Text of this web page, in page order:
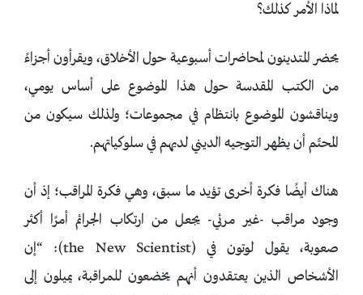
لماذا الأمر كذلك؟
يحضر المتدينون لمحاضرات أسبوعية حول الأخلاق، ويقرأون أجزاءً
من الكتب المقدسة حول هذا الموضوع على أساس يومي،
ويناقشون الموضوع بانتظام في مجموعات؛ ولذلك سيكون من
المحتّم أن يظهر التوجيه الديني لديهم في سلوكياتهم.
هناك أيضًا فكرة أخرى تؤيد ما سبق، وهي فكرة المراقب؛ إذ أن
وجود مراقب -غير مرئي- يجعل من ارتكاب الجرائم أمرًا أكثر
صعوبة، يقول لوتون في (the New Scientist): “إن
الأشخاص الذين يعتقدون أنهم يخضعون للمراقبة، يميلون إلى